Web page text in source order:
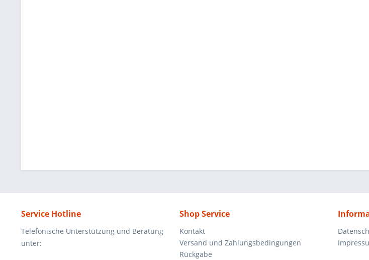
Service Hotline
Telefonische Unterstützung und Beratung
unter:
Shop Service
Kontakt
Versand und Zahlungsbedingungen
Rückgabe